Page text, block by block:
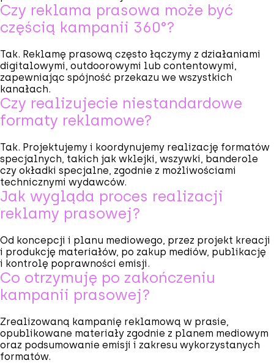
Czy reklama prasowa może być
częścią kampanii 360°?
Tak. Reklamę prasową często łączymy z działaniami
digitalowymi, outdoorowymi lub contentowymi,
zapewniając spójność przekazu we wszystkich
kanałach.
Czy realizujecie niestandardowe
formaty reklamowe?
Tak. Projektujemy i koordynujemy realizację formatów
specjalnych, takich jak wklejki, wszywki, banderole
czy okładki specjalne, zgodnie z możliwościami
technicznymi wydawców.
Jak wygląda proces realizacji
reklamy prasowej?
Od koncepcji i planu mediowego, przez projekt kreacji
i produkcję materiałów, po zakup mediów, publikację
i kontrolę poprawności emisji.
Co otrzymuję po zakończeniu
kampanii prasowej?
Zrealizowaną kampanię reklamową w prasie,
opublikowane materiały zgodnie z planem mediowym
oraz podsumowanie emisji i zakresu wykorzystanych
formatów.